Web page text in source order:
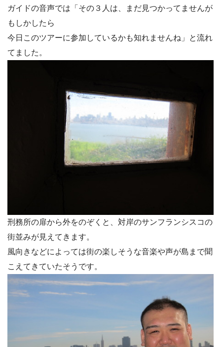
ガイドの音声では「その３人は、まだ見つかってませんが
もしかしたら
今日このツアーに参加しているかも知れませんね」と流れ
てました。
刑務所の扉から外をのぞくと、対岸のサンフランシスコの
街並みが見えてきます。
風向きなどによっては街の楽しそうな音楽や声が島まで聞
こえてきていたそうです。